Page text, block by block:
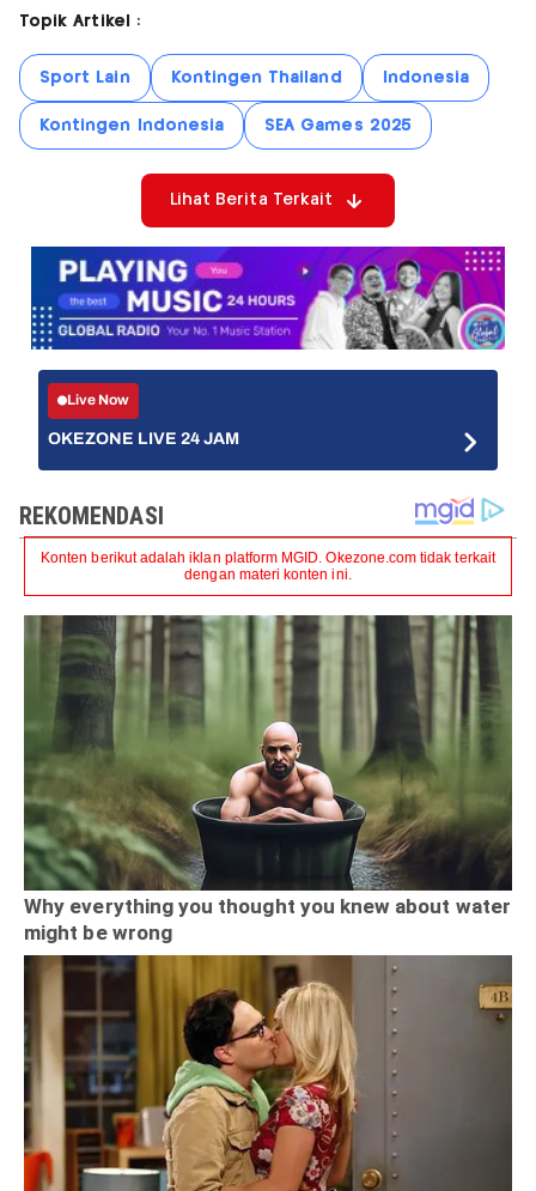
Topik Artikel :
Sport Lain Kontingen Thailand Indonesia
Kontingen Indonesia SEA Games 2025
Lihat Berita Terkait
Live Now
OKEZONE LIVE 24 JAM